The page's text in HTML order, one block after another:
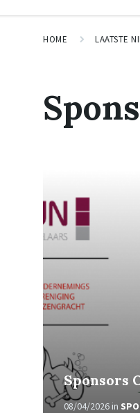
HOME LAATSTE
Sponsors
08/04/2026 in
a
M
o